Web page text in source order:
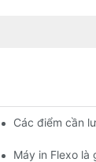
của bạn cho
Các điểm cần
2024.
Máy in Flexo là